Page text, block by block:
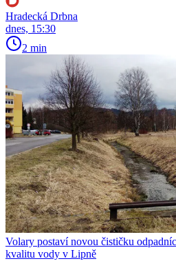
Hradecká Drbna
dnes, 15:30
2 min
Volary postaví novou čističku
kvalitu vody v Lipně